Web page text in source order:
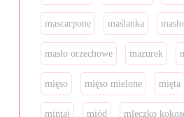
mascarpone maślanka masło
masło orzechowe mazurek
mięso mięso mielone mięta
mintaj miód mleczko